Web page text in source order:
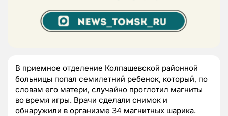
В приемное отделение Колпашевской районной
больницы попал семилетний ребенок, который, по
словам его матери, случайно проглотил магниты
во время игры. Врачи сделали снимок и
обнаружили в организме 34 магнитных шарика.